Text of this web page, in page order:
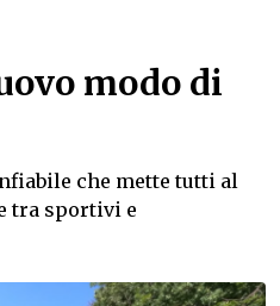
modo di
che mette tutti al
tra sportivi e